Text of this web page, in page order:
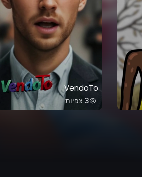
VendoTo
3 צפיות